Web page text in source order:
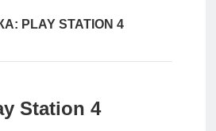
PLAY STATION 4
Station 4